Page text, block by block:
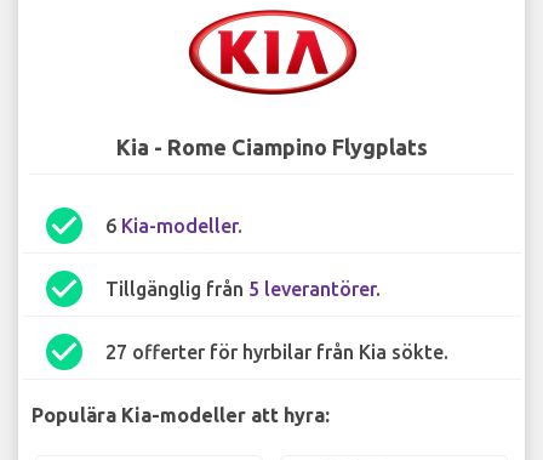
Kia - Rome Ciampino Flygplats
check_circle 6 Kia-modeller.
check_circle Tillgänglig från 5 leverantörer.
check_circle 27 offerter för hyrbilar från Kia sökte.
Populära Kia-modeller att hyra: